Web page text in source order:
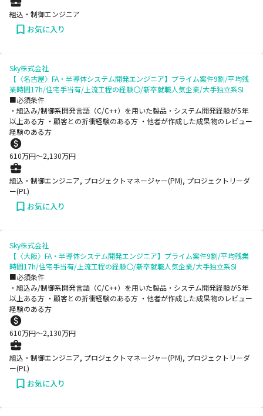
組込・制御エンジニア
お気に入り
Sky株式会社
【〈名古屋〉FA・半導体システム開発エンジニア】プライム案件9割/平均残
業時間17h/住宅手当有/上流工程の経験〇/新卒就職人気企業/大手独立系SI
■必須条件
・組込み/制御系開発言語（C/C++）を用いた製品・システム開発経験が5年
以上ある方 ・顧客との折衝経験のある方 ・他者が作成した成果物のレビュー
経験のある方
610万円〜2,130万円
組込・制御エンジニア, プロジェクトマネージャー(PM), プロジェクトリーダ
ー(PL)
お気に入り
Sky株式会社
【〈大阪〉FA・半導体システム開発エンジニア】プライム案件9割/平均残業
時間17h/住宅手当有/上流工程の経験〇/新卒就職人気企業/大手独立系SI
■必須条件
・組込み/制御系開発言語（C/C++）を用いた製品・システム開発経験が5年
以上ある方 ・顧客との折衝経験のある方 ・他者が作成した成果物のレビュー
経験のある方
610万円〜2,130万円
組込・制御エンジニア, プロジェクトマネージャー(PM), プロジェクトリーダ
ー(PL)
お気に入り